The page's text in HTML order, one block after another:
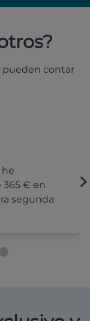
pueden contar
365 € en
segunda